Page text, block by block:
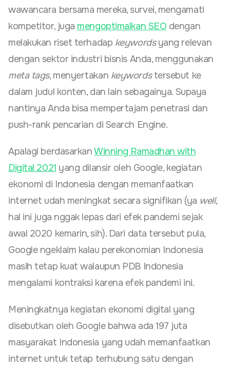
wawancara bersama mereka, survei, mengamati
kompetitor, juga mengoptimalkan SEO dengan
melakukan riset terhadap keywordsyang relevan
dengan sektor industri bisnis Anda, menggunakan
meta tags, menyertakan keywordstersebut ke
dalam judul konten, dan lain sebagainya. Supaya
nantinya Anda bisa mempertajam penetrasi dan
push-rank pencarian di Search Engine.
Apalagi berdasarkanWinning Ramadhan with
Digital 2021 yang dilansir oleh Google, kegiatan
ekonomi di Indonesia dengan memanfaatkan
internet udah meningkat secara signifikan (ya well,
hal ini juga nggak lepas dari efek pandemi sejak
awal 2020 kemarin, sih). Dari data tersebut pula,
Google ngeklaim kalau perekonomian Indonesia
masih tetap kuat walaupun PDB Indonesia
mengalami kontraksi karena efek pandemi ini.
Meningkatnya kegiatan ekonomi digital yang
disebutkan oleh Google bahwa ada 197 juta
masyarakat Indonesia yang udah memanfaatkan
internet untuk tetap terhubung satu dengan